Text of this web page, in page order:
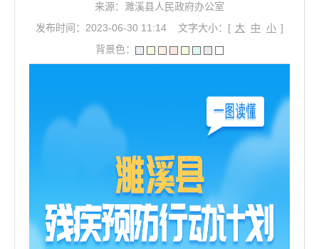
来源：濉溪县人民政府办公室
发布时间：2023-06-30 11:14
文字大小：[ 大 中 小 ]
背景色：